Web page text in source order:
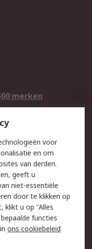
merken
advies
veiligheid
voor
en om
van derden.
geeft u
niet-essentiële
door te klikken op
klikt u op "Alles
functies
ons cookiebeleid